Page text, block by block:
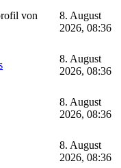
von
8. August
2026, 08:36
8. August
2026, 08:36
8. August
2026, 08:36
8. August
2026, 08:36